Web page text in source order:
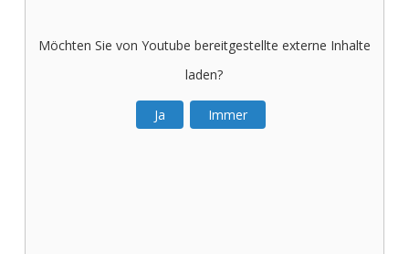
Möchten Sie von Youtube bereitgestellte externe Inhalte
laden?
Ja Immer